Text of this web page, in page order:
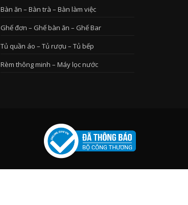
Bàn ăn – Bàn trà – Bàn làm việc
Ghế đơn – Ghế bàn ăn – Ghế Bar
Tủ quần áo – Tủ rượu – Tủ bếp
Rèm thông minh – Máy lọc nước